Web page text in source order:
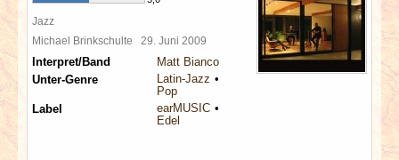
Jazz
Michael Brinkschulte 29. Juni 2009
Interpret/Band
Matt Bianco
Unter-Genre
Latin-Jazz
Pop
Label
earMUSIC
Edel